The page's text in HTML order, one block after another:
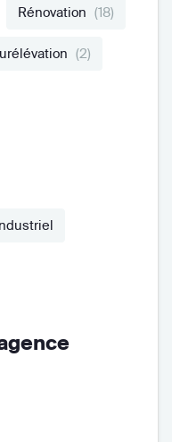
Rénovation (18)
(2)